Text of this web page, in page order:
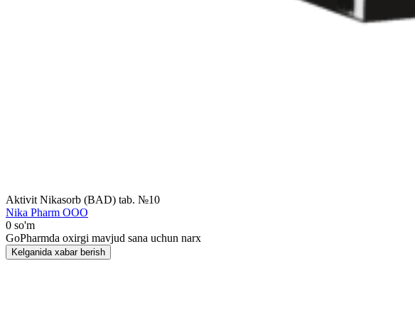
Aktivit Nikasorb (BAD) tab. №10
Nika Pharm ООО
0 so'm
GoPharmda oxirgi mavjud sana uchun narx
Kelganida xabar berish